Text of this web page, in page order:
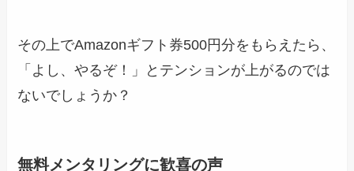
その上でAmazonギフト券500円分をもらえたら、
「よし、やるぞ！」とテンションが上がるのでは
ないでしょうか？
無料メンタリングに歓喜の声